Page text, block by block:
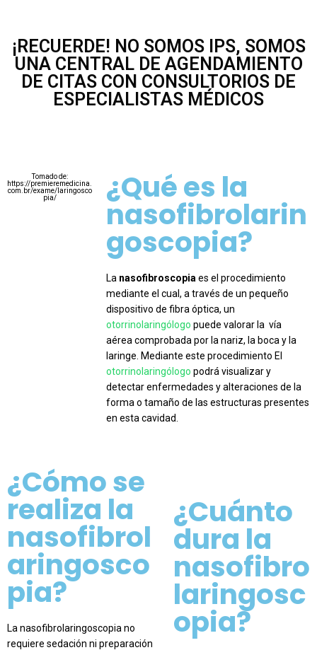
¡RECUERDE! NO SOMOS IPS, SOMOS
UNA CENTRAL DE AGENDAMIENTO
DE CITAS CON CONSULTORIOS DE
ESPECIALISTAS MÉDICOS
Tomado de:
https://premieremedicina.
com.br/exame/laringosco
pia/
¿Qué es la
nasofibrolarin
goscopia?
La nasofibroscopia es el procedimiento
mediante el cual, a través de un pequeño
dispositivo de fibra óptica, un
otorrinolaringólogo puede valorar la vía
aérea comprobada por la nariz, la boca y la
laringe. Mediante este procedimiento El
otorrinolaringólogo podrá visualizar y
detectar enfermedades y alteraciones de la
forma o tamaño de las estructuras presentes
en esta cavidad.
¿Cómo se
realiza la
nasofibrol
aringosco
pia?
La nasofibrolaringoscopia no
requiere sedación ni preparación
¿Cuánto
dura la
nasofibro
laringosc
opia?